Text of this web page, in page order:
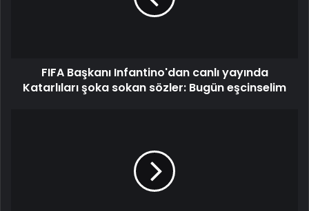
FIFA Başkanı Infantino'dan canlı yayında
Katarlıları şoka sokan sözler: Bugün eşcinselim